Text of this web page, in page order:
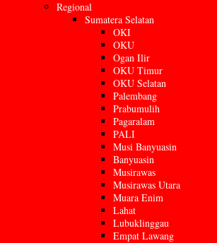
Regional
Sumatera Selatan
OKI
OKU
Ogan Ilir
OKU Timur
OKU Selatan
Palembang
Prabumulih
Pagaralam
PALI
Musi Banyuasin
Banyuasin
Musirawas
Musirawas Utara
Muara Enim
Lahat
Lubuklinggau
Empat Lawang